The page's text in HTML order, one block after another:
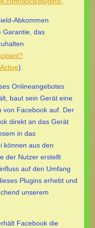
Abkommen
Garantie, das
).
Onlineangebotes
baut sein Gerät eine
von Facebook auf. Der
direkt an das Gerät
in das
können aus den
der Nutzer erstellt
auf den Umfang
Plugins erhebt und
unserem
Facebook die